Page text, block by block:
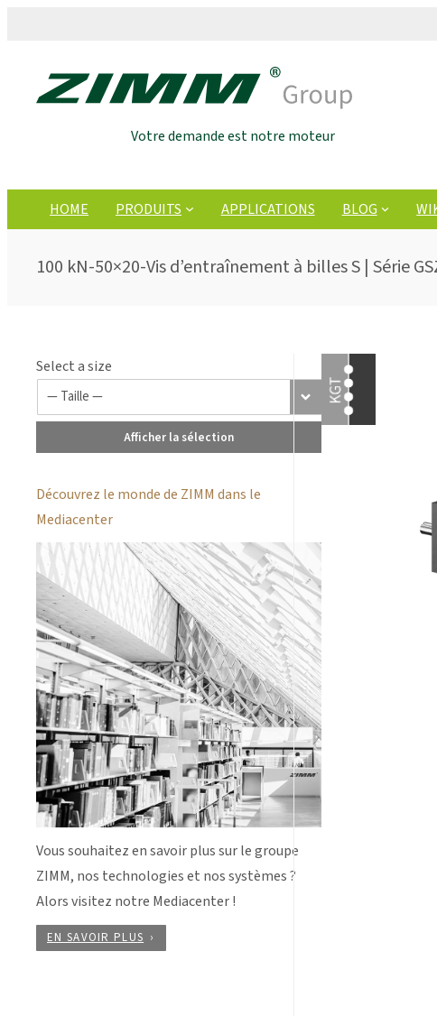
Votre demande est notre moteur
HOME PRODUITS APPLICATIONS BLOG
100 kN-50×20-Vis d’entraînement à billes S | Série
Select a size
Afficher la sélection
Découvrez le monde de ZIMM dans le
Mediacenter
Vous souhaitez en savoir plus sur le groupe
ZIMM, nos technologies et nos systèmes ?
Alors visitez notre Mediacenter !
EN SAVOIR PLUS